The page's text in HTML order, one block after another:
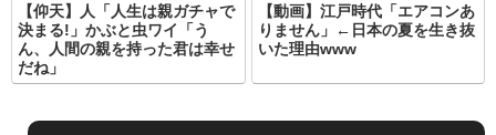
【仰天】人「人生は親ガチャで
決まる!」かぶと虫ワイ「う
ん、人間の親を持った君は幸せ
だね」
【動画】江戸時代「エアコンあ
りません」←日本の夏を生き抜
いた理由www